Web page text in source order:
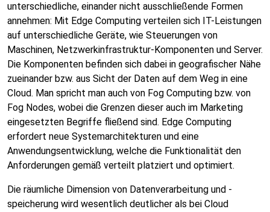
unterschiedliche, einander nicht ausschließende Formen
annehmen: Mit Edge Computing verteilen sich IT-Leistungen
auf unterschiedliche Geräte, wie Steuerungen von
Maschinen, Netzwerkinfrastruktur-Komponenten und Server.
Die Komponenten befinden sich dabei in geografischer Nähe
zueinander bzw. aus Sicht der Daten auf dem Weg in eine
Cloud. Man spricht man auch von Fog Computing bzw. von
Fog Nodes, wobei die Grenzen dieser auch im Marketing
eingesetzten Begriffe fließend sind. Edge Computing
erfordert neue Systemarchitekturen und eine
Anwendungsentwicklung, welche die Funktionalität den
Anforderungen gemäß verteilt platziert und optimiert.
Die räumliche Dimension von Datenverarbeitung und -
speicherung wird wesentlich deutlicher als bei Cloud